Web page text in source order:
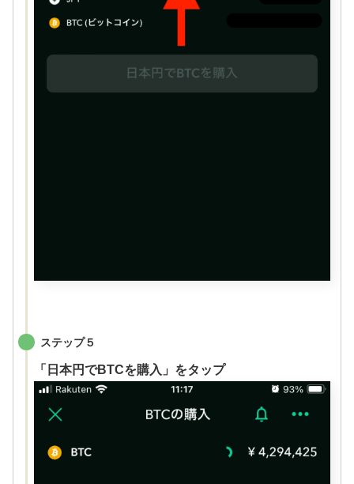
ステップ５
「日本円でBTCを購入」をタップ